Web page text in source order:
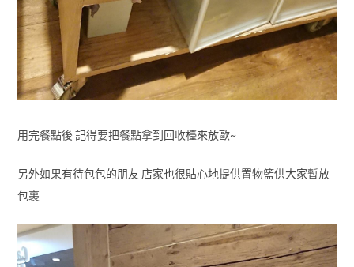
用完餐點後 記得要把餐點拿到回收檯來放歐~
另外如果有待包包的朋友 店家也很貼心地提供置物籃供大家暫放
包裹